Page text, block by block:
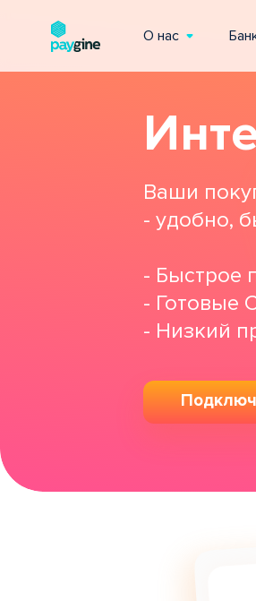
О нас
Ваши
- удобно,
- Быстрое
- Готовые
- Низкий